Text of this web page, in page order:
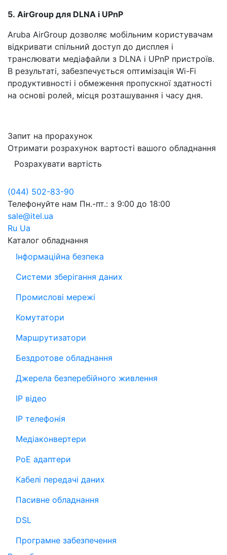
5. AirGroup для DLNA і UPnP
Aruba AirGroup дозволяє мобільним користувачам
відкривати спільний доступ до дисплея і
транслювати медіафайли з DLNA і UPnP пристроїв.
В результаті, забезпечується оптимізація Wi-Fi
продуктивності і обмеження пропускної здатності
на основі ролей, місця розташування і часу дня.
Запит на прорахунок
Отримати розрахунок вартості вашого обладнання
Розрахувати вартість
(044) 502-83-90
Телефонуйте нам Пн.-пт.: з 9:00 до 18:00
sale@itel.ua
Ru Ua
Каталог обладнання
Інформаційна безпека
Системи зберігання даних
Промислові мережі
Комутатори
Маршрутизатори
Бездротове обладнання
Джерела безперебійного живлення
IP відео
IP телефонія
Медіаконвертери
PoE адаптери
Кабелі передачі даних
Пасивне обладнання
DSL
Програмне забезпечення